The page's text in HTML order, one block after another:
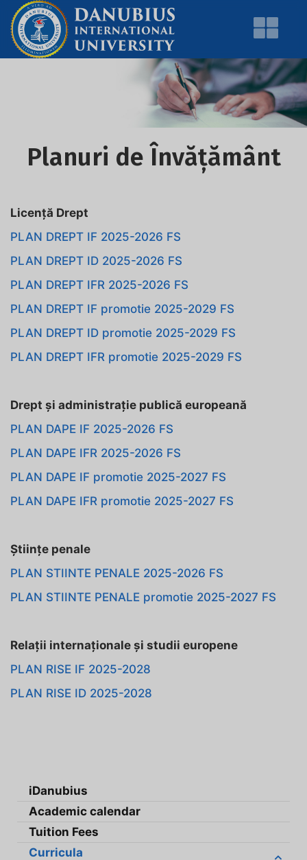
Planuri de Învățământ
Licență Drept
PLAN DREPT IF 2025-2026 FS
PLAN DREPT ID 2025-2026 FS
PLAN DREPT IFR 2025-2026 FS
PLAN DREPT IF promotie 2025-2029 FS
PLAN DREPT ID promotie 2025-2029 FS
PLAN DREPT IFR promotie 2025-2029 FS
Drept și administrație publică europeană
PLAN DAPE IF 2025-2026 FS
PLAN DAPE IFR 2025-2026 FS
PLAN DAPE IF promotie 2025-2027 FS
PLAN DAPE IFR promotie 2025-2027 FS
Științe penale
PLAN STIINTE PENALE 2025-2026 FS
PLAN STIINTE PENALE promotie 2025-2027 FS
Relații internaționale și studii europene
PLAN RISE IF 2025-2028
PLAN RISE ID 2025-2028
iDanubius
Academic calendar
Tuition Fees
Curricula